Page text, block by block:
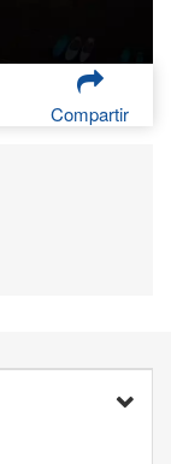
Compartir